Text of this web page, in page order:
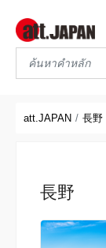
Translations title
att.JAPAN 長野
長野